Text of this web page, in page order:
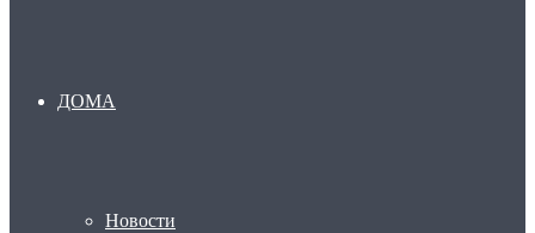
ДОМА
Новости